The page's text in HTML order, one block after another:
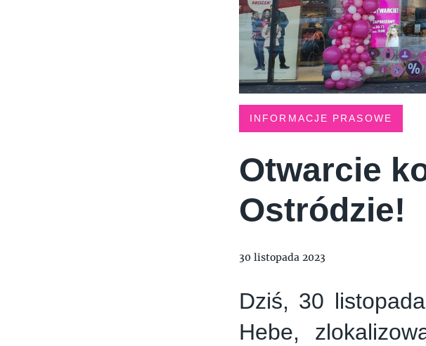
INFORMACJE PRASOWE
Otwarcie
Ostródzie!
30 listopada 2023
Dziś, 30
Hebe,